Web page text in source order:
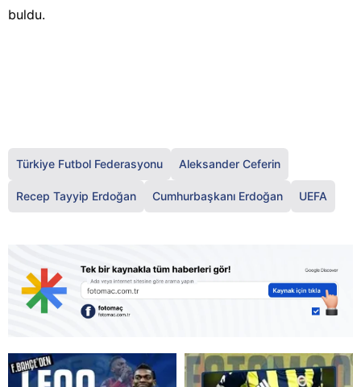
buldu.
Türkiye Futbol Federasyonu Aleksander Ceferin
Recep Tayyip Erdoğan Cumhurbaşkanı Erdoğan UEFA